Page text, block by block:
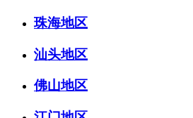
珠海地区
汕头地区
佛山地区